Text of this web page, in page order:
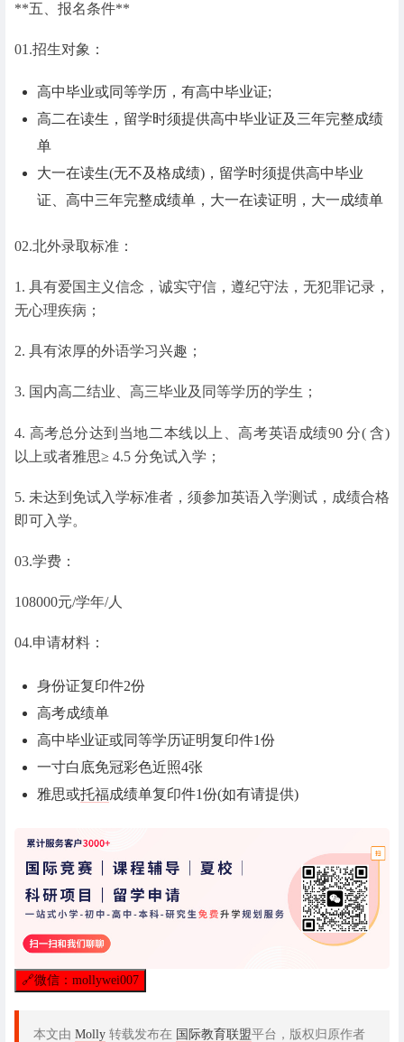
**五、报名条件**
01.招生对象：
高中毕业或同等学历，有高中毕业证;
高二在读生，留学时须提供高中毕业证及三年完整成绩
单
大一在读生(无不及格成绩)，留学时须提供高中毕业
证、高中三年完整成绩单，大一在读证明，大一成绩单
02.北外录取标准：
1. 具有爱国主义信念，诚实守信，遵纪守法，无犯罪记录，
无心理疾病；
2. 具有浓厚的外语学习兴趣；
3. 国内高二结业、高三毕业及同等学历的学生；
4. 高考总分达到当地二本线以上、高考英语成绩90 分( 含)
以上或者雅思≥ 4.5 分免试入学；
5. 未达到免试入学标准者，须参加英语入学测试，成绩合格
即可入学。
03.学费：
108000元/学年/人
04.申请材料：
身份证复印件2份
高考成绩单
高中毕业证或同等学历证明复印件1份
一寸白底免冠彩色近照4张
雅思或托福成绩单复印件1份(如有请提供)
🔗微信：mollywei007
本文由 Molly 转载发布在 国际教育联盟平台，版权归原作者